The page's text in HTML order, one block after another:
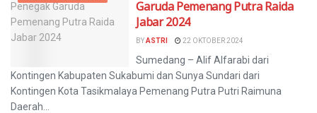
Garuda Pemenang Putra Raida
Jabar 2024
BYASTRI 22 OKTOBER 2024
Sumedang – Alif Alfarabi dari
Kontingen Kabupaten Sukabumi dan Sunya Sundari dari
Kontingen Kota Tasikmalaya Pemenang Putra Putri Raimuna
Daerah...